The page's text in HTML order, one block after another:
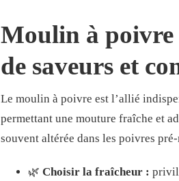
Moulin à poivre
de saveurs et
Le moulin à poivre est l’allié
permettant une mouture fraîche et
souvent altérée dans les poivres
🌿 Choisir la fraîcheur :